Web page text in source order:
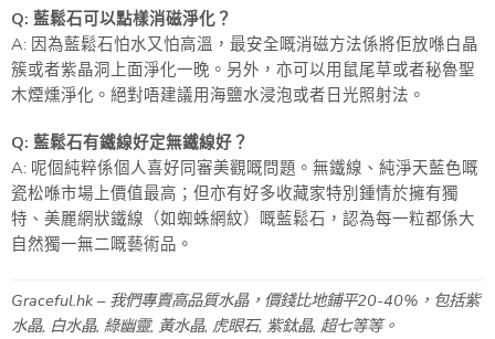
Q: 藍鬆石可以點樣消磁淨化？
A: 因為藍鬆石怕水又怕高溫，最安全嘅消磁方法係將佢放喺白晶
簇或者紫晶洞上面淨化一晚。另外，亦可以用鼠尾草或者秘魯聖
木煙燻淨化。絕對唔建議用海鹽水浸泡或者日光照射法。
Q: 藍鬆石有鐵線好定無鐵線好？
A: 呢個純粹係個人喜好同審美觀嘅問題。無鐵線、純淨天藍色嘅
瓷松喺市場上價值最高；但亦有好多收藏家特別鍾情於擁有獨
特、美麗網狀鐵線（如蜘蛛網紋）嘅藍鬆石，認為每一粒都係大
自然獨一無二嘅藝術品。
Graceful.hk – 我們專賣高品質水晶，價錢比地鋪平20-40%，包括紫
水晶, 白水晶, 綠幽靈, 黃水晶, 虎眼石, 紫鈦晶, 超七等等。